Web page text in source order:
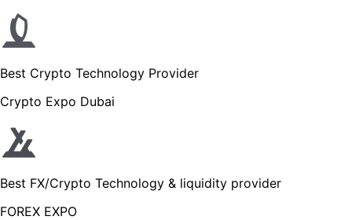
Best Crypto Technology Provider
Crypto Expo Dubai
Best FX/Crypto Technology & liquidity provider
FOREX EXPO